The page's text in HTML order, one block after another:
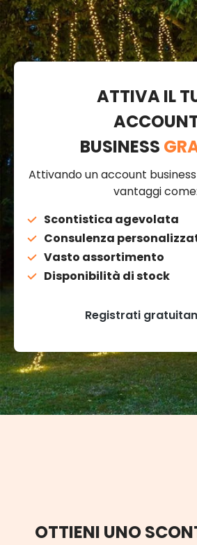
ATTIVA IL
BUSINESS
Attivando un account
vantaggi come:
Scontistica agevolata
Consulenza
Vasto assortimento
Disponibilità di stock
Registrati
OTTIENI UNO